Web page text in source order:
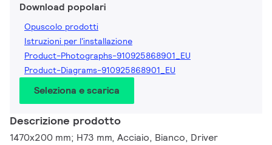
Download popolari
Opuscolo prodotti
Istruzioni per l'installazione
Product-Photographs-910925868901_EU
Product-Diagrams-910925868901_EU
Seleziona e scarica
Descrizione prodotto
1470x200 mm; H73 mm, Acciaio, Bianco, Driver